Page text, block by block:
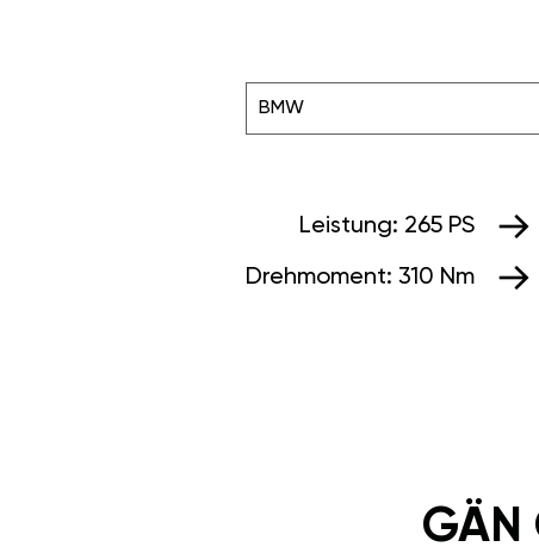
BMW
Leistung: 265 PS
Drehmoment: 310 Nm
GÄN